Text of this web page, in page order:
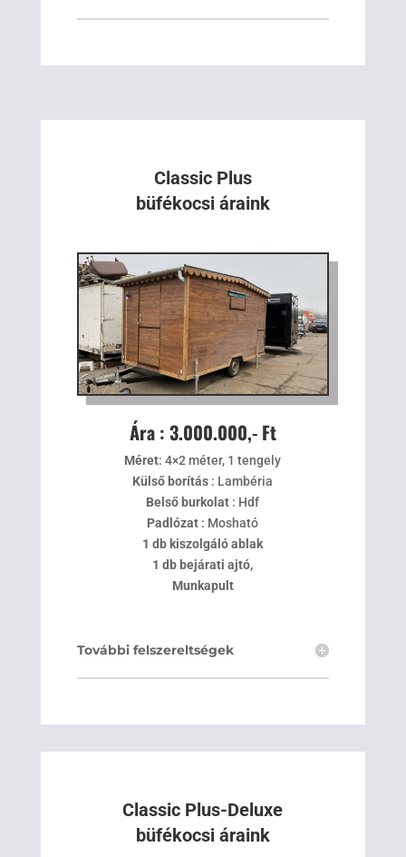
Classic Plus
büfékocsi áraink
Ára : 3.000.000,- Ft
Méret: 4×2 méter, 1 tengely
Külső borítás : Lambéria
Belső burkolat : Hdf
Padlózat : Mosható
1 db kiszolgáló ablak
1 db bejárati ajtó,
Munkapult
További felszereltségek
Classic Plus-Deluxe
büfékocsi áraink